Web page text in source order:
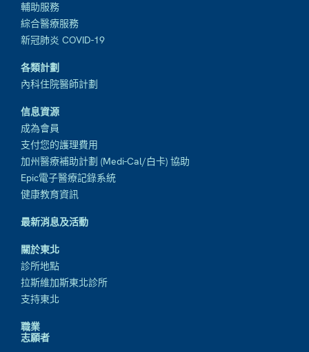
輔助服務
綜合醫療服務
新冠肺炎 COVID-19
各類計劃
內科住院醫師計劃
信息資源
成為會員
支付您的護理費用
加州醫療補助計劃 (Medi-Cal/白卡) 協助
Epic電子醫療記錄系統
健康教育資訊
最新消息及活動
關於東北
診所地點
拉斯維加斯東北診所
支持東北
職業
志願者